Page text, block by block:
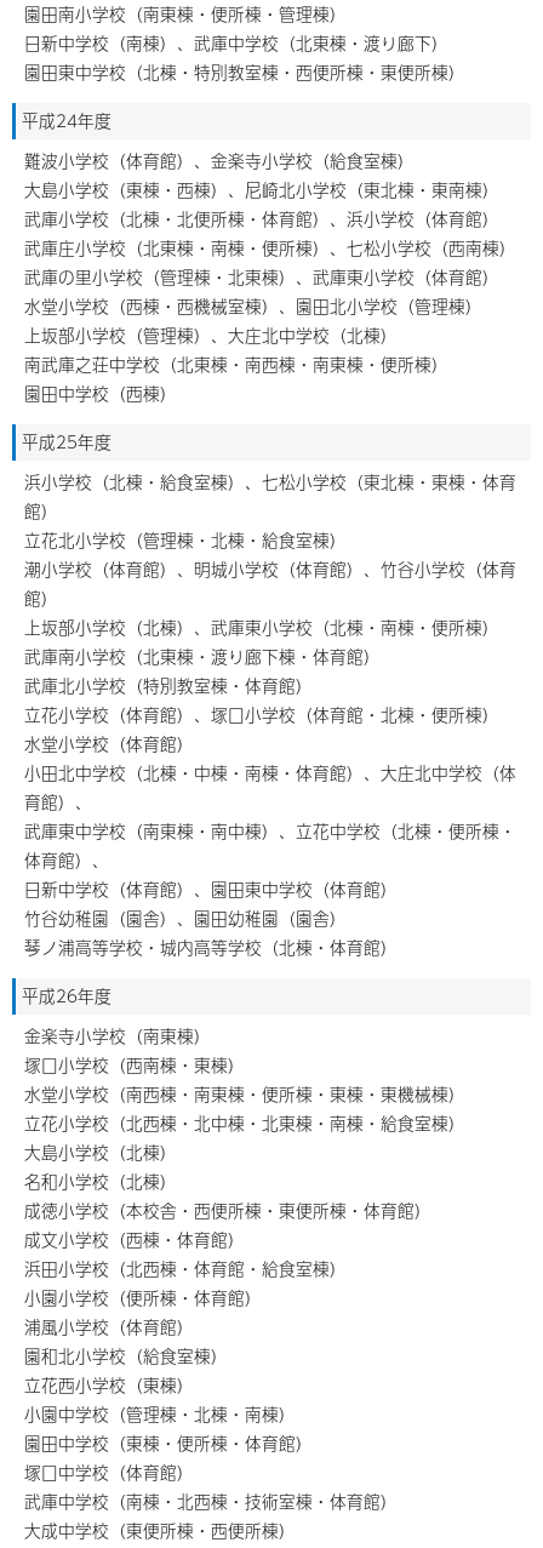
園田南小学校（南東棟・便所棟・管理棟）
日新中学校（南棟）、武庫中学校（北東棟・渡り廊下）
園田東中学校（北棟・特別教室棟・西便所棟・東便所棟）
平成24年度
難波小学校（体育館）、金楽寺小学校（給食室棟）
大島小学校（東棟・西棟）、尼崎北小学校（東北棟・東南棟）
武庫小学校（北棟・北便所棟・体育館）、浜小学校（体育館）
武庫庄小学校（北東棟・南棟・便所棟）、七松小学校（西南棟）
武庫の里小学校（管理棟・北東棟）、武庫東小学校（体育館）
水堂小学校（西棟・西機械室棟）、園田北小学校（管理棟）
上坂部小学校（管理棟）、大庄北中学校（北棟）
南武庫之荘中学校（北東棟・南西棟・南東棟・便所棟）
園田中学校（西棟）
平成25年度
浜小学校（北棟・給食室棟）、七松小学校（東北棟・東棟・体育
館）
立花北小学校（管理棟・北棟・給食室棟）
潮小学校（体育館）、明城小学校（体育館）、竹谷小学校（体育
館）
上坂部小学校（北棟）、武庫東小学校（北棟・南棟・便所棟）
武庫南小学校（北東棟・渡り廊下棟・体育館）
武庫北小学校（特別教室棟・体育館）
立花小学校（体育館）、塚口小学校（体育館・北棟・便所棟）
水堂小学校（体育館）
小田北中学校（北棟・中棟・南棟・体育館）、大庄北中学校（体
育館）、
武庫東中学校（南東棟・南中棟）、立花中学校（北棟・便所棟・
体育館）、
日新中学校（体育館）、園田東中学校（体育館）
竹谷幼稚園（園舎）、園田幼稚園（園舎）
琴ノ浦高等学校・城内高等学校（北棟・体育館）
平成26年度
金楽寺小学校（南東棟）
塚口小学校（西南棟・東棟）
水堂小学校（南西棟・南東棟・便所棟・東棟・東機械棟）
立花小学校（北西棟・北中棟・北東棟・南棟・給食室棟）
大島小学校（北棟）
名和小学校（北棟）
成徳小学校（本校舎・西便所棟・東便所棟・体育館）
成文小学校（西棟・体育館）
浜田小学校（北西棟・体育館・給食室棟）
小園小学校（便所棟・体育館）
浦風小学校（体育館）
園和北小学校（給食室棟）
立花西小学校（東棟）
小園中学校（管理棟・北棟・南棟）
園田中学校（東棟・便所棟・体育館）
塚口中学校（体育館）
武庫中学校（南棟・北西棟・技術室棟・体育館）
大成中学校（東便所棟・西便所棟）